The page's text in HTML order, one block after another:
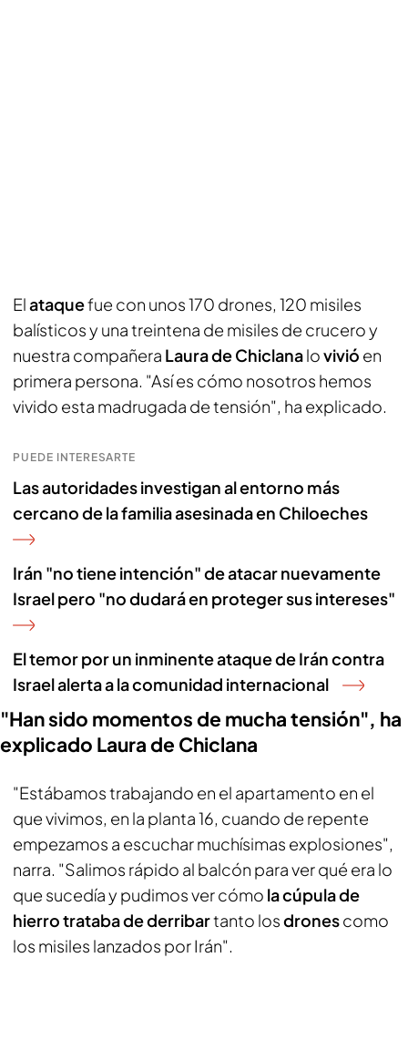
Elataquefue con unos 170 drones, 120 misiles
balísticos y una treintena de misiles de crucero y
nuestra compañera Laura de Chiclanalovivió en
primera persona. "Así es cómo nosotros hemos
vivido esta madrugada de tensión", ha explicado.
PUEDE INTERESARTE
Las autoridades investigan al entorno más
cercano de la familia asesinada en Chiloeches
Irán "no tiene intención" de atacar nuevamente
Israel pero "no dudará en proteger sus intereses"
El temor por un inminente ataque de Irán contra
Israel alerta a la comunidad internacional
"Han sido momentos de mucha tensión", ha
explicado Laura de Chiclana
"Estábamos trabajando en el apartamento en el
que vivimos, en la planta 16, cuando de repente
empezamos a escuchar muchísimas explosiones",
narra. "Salimos rápido al balcón para ver qué era lo
que sucedía y pudimos ver cómo la cúpula de
hierro trataba de derribartanto losdronescomo
los misiles lanzados por Irán".